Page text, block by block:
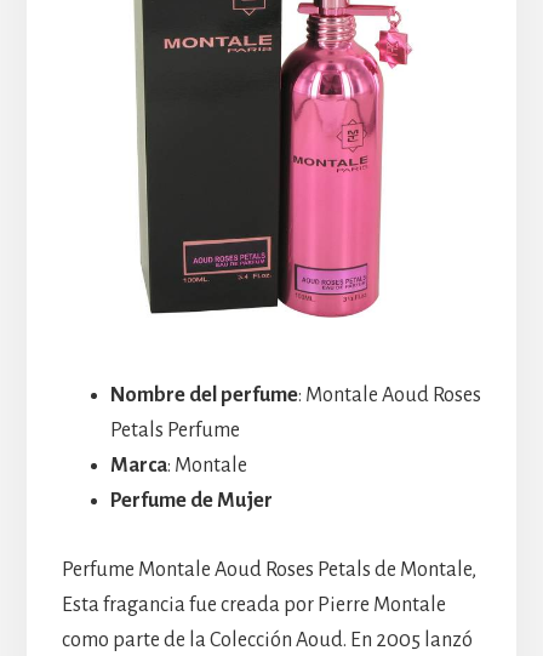
Nombre del perfume: Montale Aoud Roses
Petals Perfume
Marca: Montale
Perfume de Mujer
Perfume Montale Aoud Roses Petals de Montale,
Esta fragancia fue creada por Pierre Montale
como parte de la Colección Aoud. En 2005 lanzó